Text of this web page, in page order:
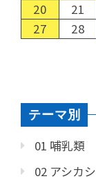
20
21
27
28
テーマ別
01 哺乳類
02 アシカ